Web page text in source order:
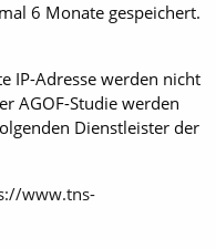
6 Monate gespeichert.
IP-Adresse werden nicht
AGOF-Studie werden
Dienstleister der
www.tns-